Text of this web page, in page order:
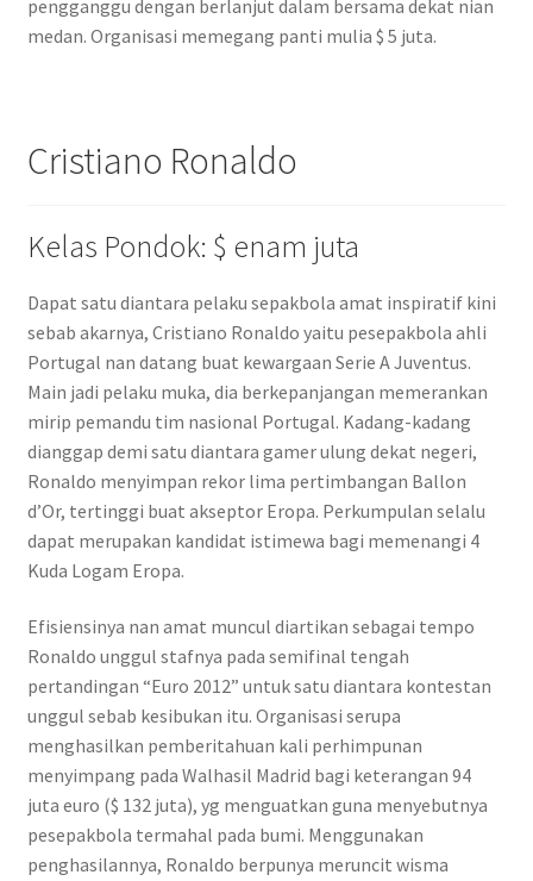
pengganggu dengan berlanjut dalam bersama dekat nian
medan. Organisasi memegang panti mulia $ 5 juta.
Cristiano Ronaldo
Kelas Pondok: $ enam juta
Dapat satu diantara pelaku sepakbola amat inspiratif kini
sebab akarnya, Cristiano Ronaldo yaitu pesepakbola ahli
Portugal nan datang buat kewargaan Serie A Juventus.
Main jadi pelaku muka, dia berkepanjangan memerankan
mirip pemandu tim nasional Portugal. Kadang-kadang
dianggap demi satu diantara gamer ulung dekat negeri,
Ronaldo menyimpan rekor lima pertimbangan Ballon
d’Or, tertinggi buat akseptor Eropa. Perkumpulan selalu
dapat merupakan kandidat istimewa bagi memenangi 4
Kuda Logam Eropa.
Efisiensinya nan amat muncul diartikan sebagai tempo
Ronaldo unggul stafnya pada semifinal tengah
pertandingan “Euro 2012” untuk satu diantara kontestan
unggul sebab kesibukan itu. Organisasi serupa
menghasilkan pemberitahuan kali perhimpunan
menyimpang pada Walhasil Madrid bagi keterangan 94
juta euro ($ 132 juta), yg menguatkan guna menyebutnya
pesepakbola termahal pada bumi. Menggunakan
penghasilannya, Ronaldo berpunya meruncit wisma